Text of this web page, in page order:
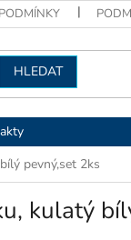
HLEDAT
pevný,set 2ks
kulatý